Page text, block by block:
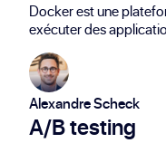
Docker est une
exécuter des
Alexandre Scheck
A/B testing